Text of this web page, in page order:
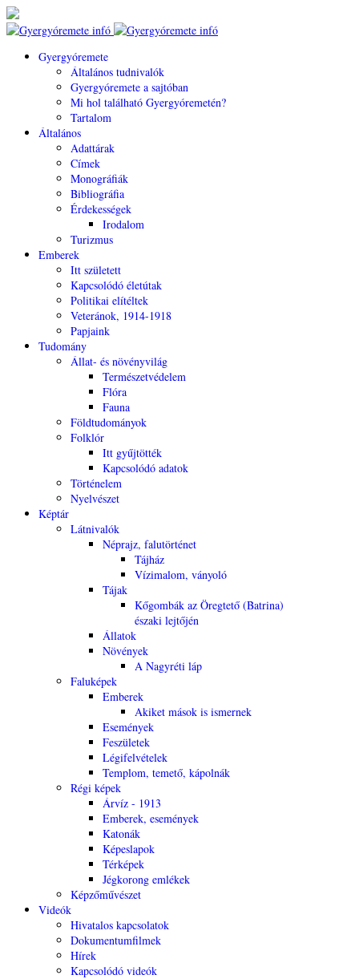
Gyergyóremete
Általános tudnivalók
Gyergyóremete a sajtóban
Mi hol található Gyergyóremetén?
Tartalom
Általános
Adattárak
Címek
Monográfiák
Bibliográfia
Érdekességek
Irodalom
Turizmus
Emberek
Itt született
Kapcsolódó életútak
Politikai elítéltek
Veteránok, 1914-1918
Papjaink
Tudomány
Állat- és növényvilág
Természetvédelem
Flóra
Fauna
Földtudományok
Folklór
Itt gyűjtötték
Kapcsolódó adatok
Történelem
Nyelvészet
Képtár
Látnivalók
Néprajz, falutörténet
Tájház
Vízimalom, ványoló
Tájak
Kőgombák az Öregtető (Batrina)
északi lejtőjén
Állatok
Növények
A Nagyréti láp
Faluképek
Emberek
Akiket mások is ismernek
Események
Feszületek
Légifelvételek
Templom, temető, kápolnák
Régi képek
Árvíz - 1913
Emberek, események
Katonák
Képeslapok
Térképek
Jégkorong emlékek
Képzőművészet
Videók
Hivatalos kapcsolatok
Dokumentumfilmek
Hírek
Kapcsolódó videók